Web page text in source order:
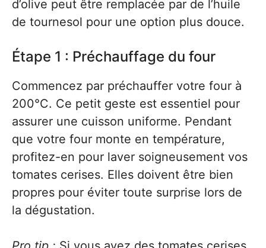
d’olive peut être remplacée par de l’huile
de tournesol pour une option plus douce.
Étape 1 : Préchauffage du four
Commencez par préchauffer votre four à
200°C. Ce petit geste est essentiel pour
assurer une cuisson uniforme. Pendant
que votre four monte en température,
profitez-en pour laver soigneusement vos
tomates cerises. Elles doivent être bien
propres pour éviter toute surprise lors de
la dégustation.